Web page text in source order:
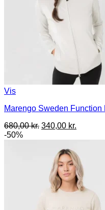
Vis
Marengo Sweden Function
680,00kr. Den
680,00 kr..
340,00 kr.
er:
340,00
-50%